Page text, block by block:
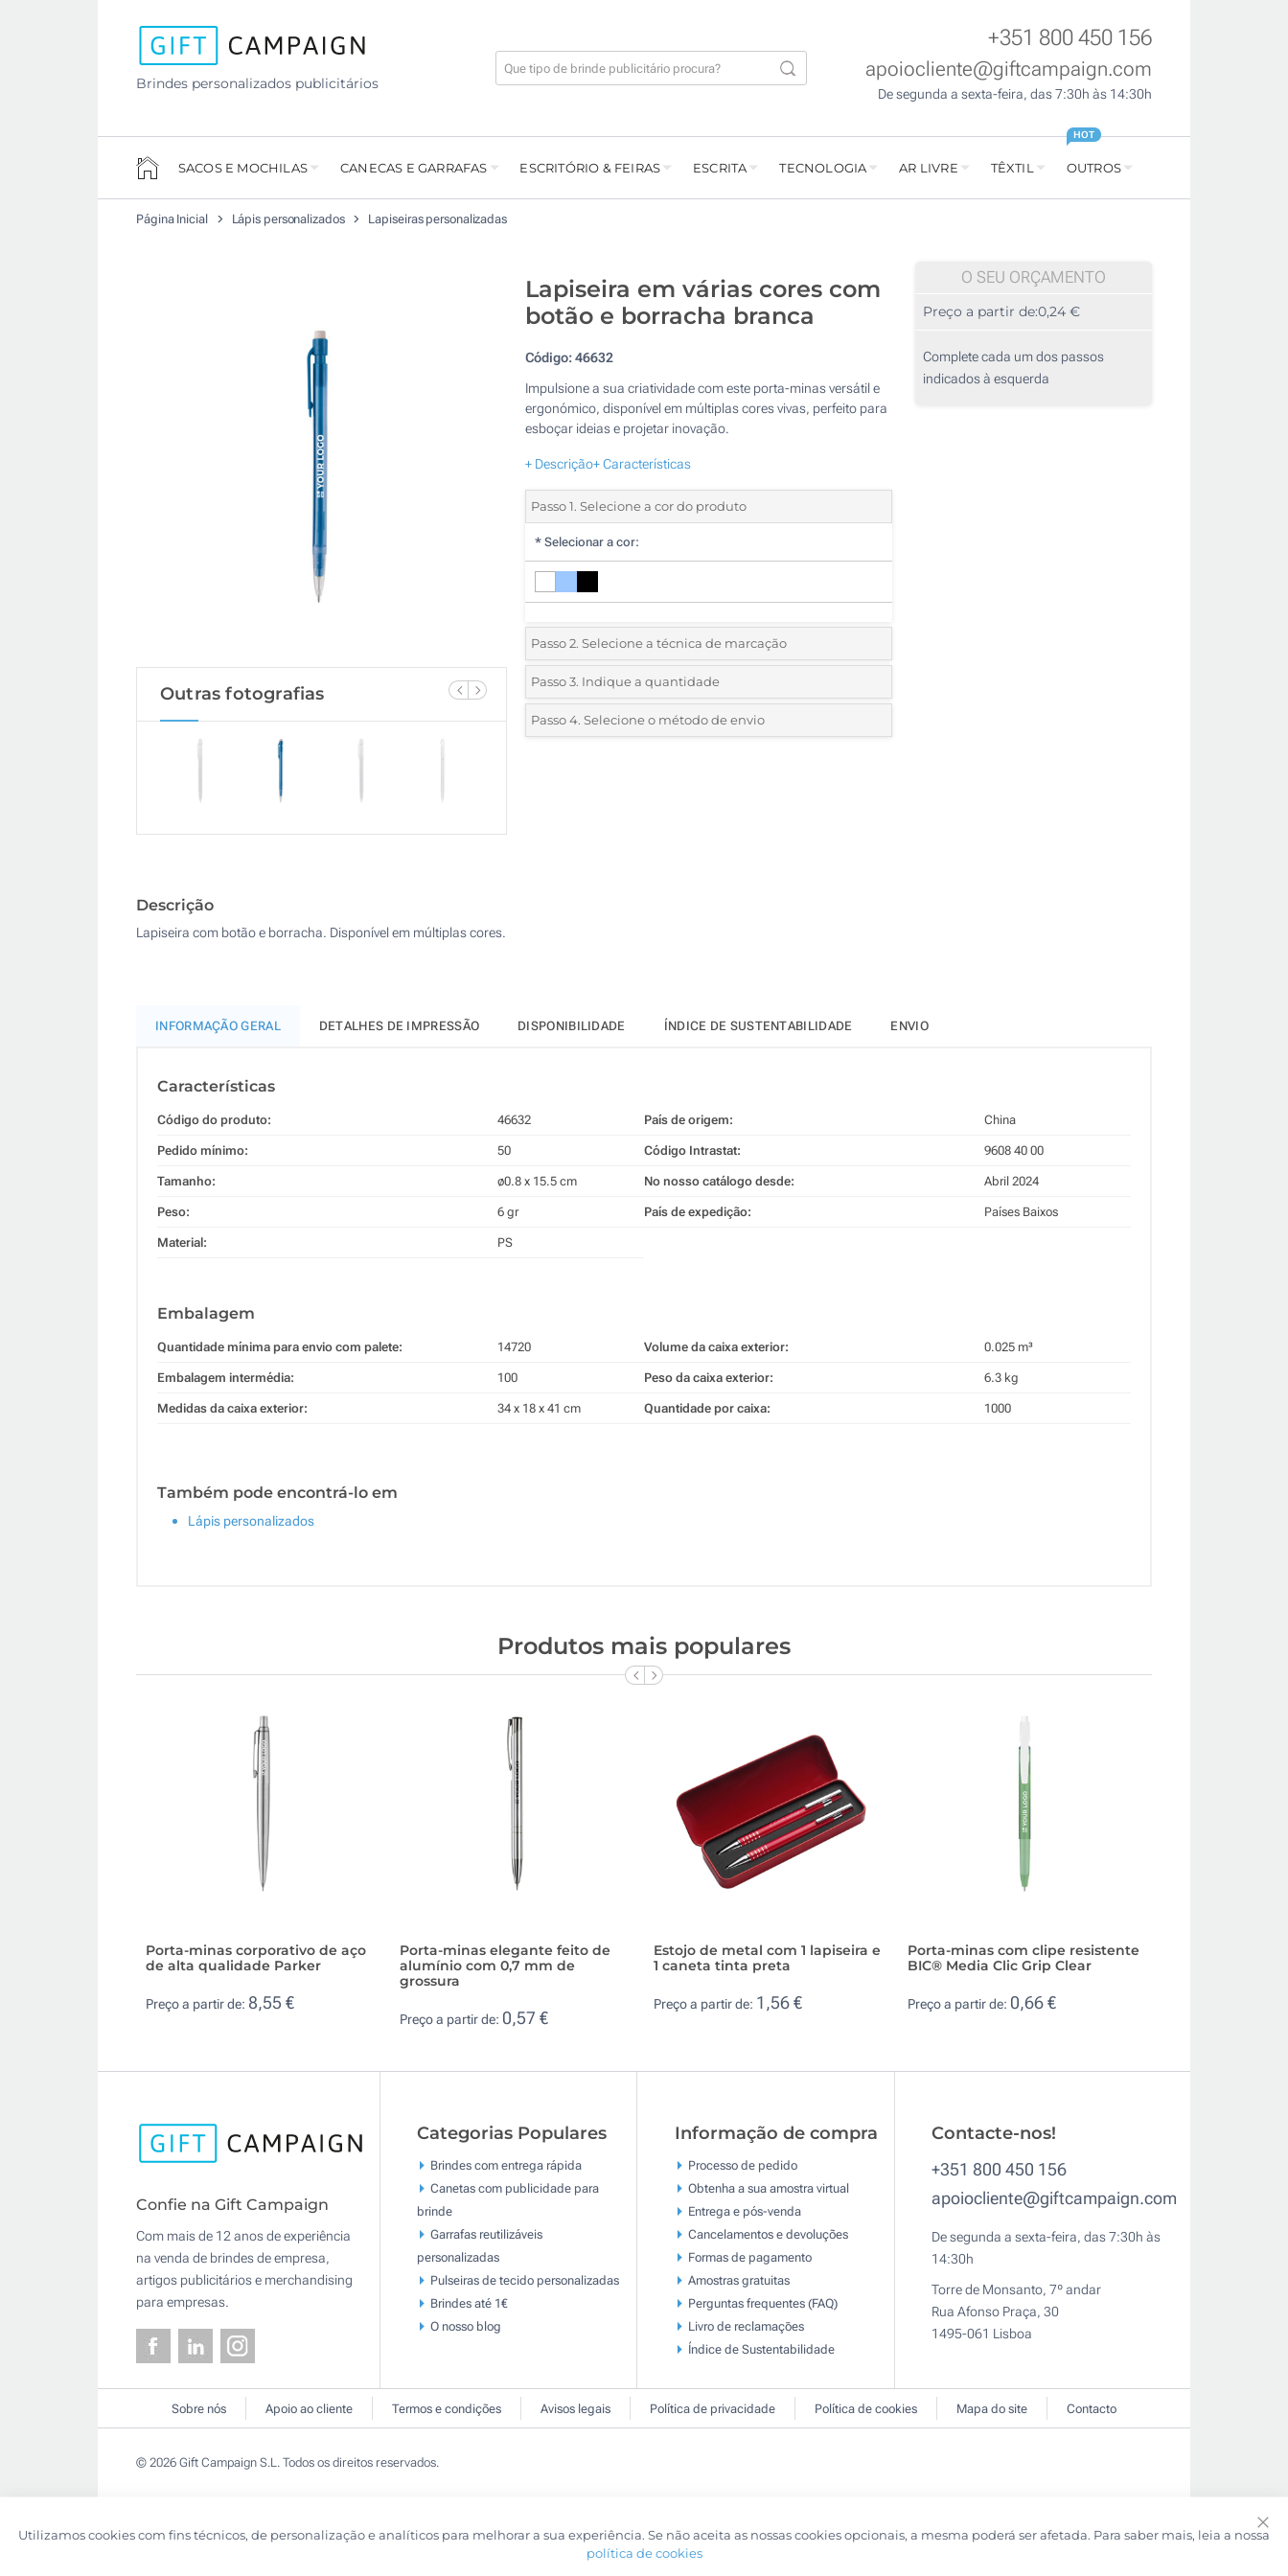
Brindes personalizados publicitários
+351 800 450 156
apoiocliente@giftcampaign.com
De segunda a sexta-feira, das 7:30h às 14:30h
SACOS E MOCHILAS CANECAS E GARRAFAS ESCRITÓRIO & FEIRAS ESCRITA TECNOLOGIA AR LIVRE TÊXTIL OUTROS
HOT
Página Inicial Lápis personalizados Lapiseiras personalizadas
Outras fotografias
Lapiseira em várias cores com
botão e borracha branca
Código:46632
Impulsione a sua criatividade com este porta-minas versátil e
ergonómico, disponível em múltiplas cores vivas, perfeito para
esboçar ideias e projetar inovação.
+ Descrição+ Características
Passo 1. Selecione a cor do produto
* Selecionar a cor:
Passo 2. Selecione a técnica de marcação
*Selecione o tipo de marcação e as cores do logotipo:
1 Cor (No corpo)
Passo 3. Indique a quantidade
*Quantidade mínima:50
Passo 4. Selecione o método de envio
O SEU ORÇAMENTO
Preço a partir de:0,24 €
Complete cada um dos passos
indicados à esquerda
Descrição
Lapiseira com botão e borracha. Disponível em múltiplas cores.
INFORMAÇÃO GERAL DETALHES DE IMPRESSÃO DISPONIBILIDADE ÍNDICE DE SUSTENTABILIDADE ENVIO
Características
Código do produto: 46632
Pedido mínimo: 50
Tamanho: ø0.8 x 15.5 cm
Peso: 6 gr
Material: PS
País de origem: China
Código Intrastat: 9608 40 00
No nosso catálogo desde: Abril 2024
País de expedição: Países Baixos
Embalagem
Quantidade mínima para envio com palete: 14720
Embalagem intermédia: 100
Medidas da caixa exterior: 34 x 18 x 41 cm
Volume da caixa exterior: 0.025 m³
Peso da caixa exterior: 6.3 kg
Quantidade por caixa: 1000
Também pode encontrá-lo em
Lápis personalizados
Produtos mais populares
Porta-minas corporativo de aço
de alta qualidade Parker
Preço a partir de: 8,55 €
Porta-minas elegante feito de
alumínio com 0,7 mm de
grossura
Preço a partir de: 0,57 €
Estojo de metal com 1 lapiseira e
1 caneta tinta preta
Preço a partir de: 1,56 €
Porta-minas com clipe resistente
BIC® Media Clic Grip Clear
Preço a partir de: 0,66 €
Confie na Gift Campaign
Com mais de 12 anos de experiência
na venda de brindes de empresa,
artigos publicitários e merchandising
para empresas.
Categorias Populares
Brindes com entrega rápida
Canetas com publicidade para
brinde
Garrafas reutilizáveis
personalizadas
Pulseiras de tecido personalizadas
Brindes até 1€
O nosso blog
Informação de compra
Processo de pedido
Obtenha a sua amostra virtual
Entrega e pós-venda
Cancelamentos e devoluções
Formas de pagamento
Amostras gratuitas
Perguntas frequentes (FAQ)
Livro de reclamaçōes
Índice de Sustentabilidade
Contacte-nos!
+351 800 450 156
apoiocliente@giftcampaign.com
De segunda a sexta-feira, das 7:30h às
14:30h
Torre de Monsanto, 7º andar
Rua Afonso Praça, 30
1495-061 Lisboa
Sobre nós Apoio ao cliente Termos e condições Avisos legais Política de privacidade Política de cookies Mapa do site Contacto
© 2026 Gift Campaign S.L. Todos os direitos reservados.
Utilizamos cookies com fins técnicos, de personalização e analíticos para melhorar a sua experiência. Se não aceita as nossas cookies opcionais, a mesma poderá ser afetada. Para saber mais, leia a nossa
política de cookies